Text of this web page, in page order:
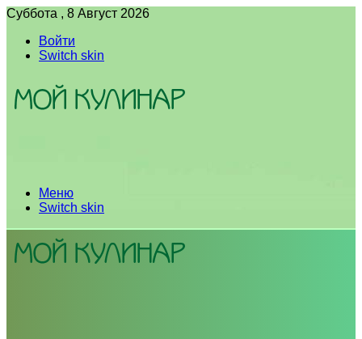
Суббота , 8 Август 2026
Войти
Switch skin
Меню
Switch skin